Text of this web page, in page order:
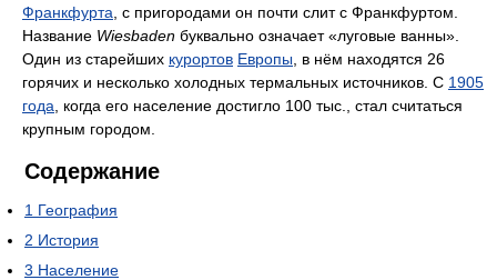
Франкфурта , с пригородами он почти слит с Франкфуртом.
Название Wiesbaden буквально означает «луговые ванны».
Один из старейших курортов Европы , в нём находятся 26
горячих и несколько холодных термальных источников. С 1905
года , когда его население достигло 100 тыс., стал считаться
крупным городом.
Содержание
1 География
2 История
3 Население